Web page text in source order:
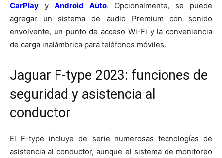
CarPlay y Android Auto. Opcionalmente, se puede
agregar un sistema de audio Premium con sonido
envolvente, un punto de acceso Wi-Fi y la conveniencia
de carga inalámbrica para teléfonos móviles.
Jaguar F-type 2023: funciones de
seguridad y asistencia al
conductor
El F-type incluye de serie numerosas tecnologías de
asistencia al conductor, aunque el sistema de monitoreo